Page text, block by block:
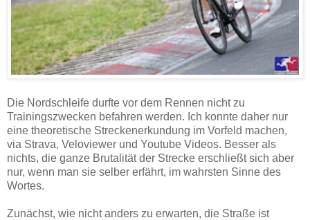
Die Nordschleife durfte vor dem Rennen nicht zu
Trainingszwecken befahren werden. Ich konnte daher nur
eine theoretische Streckenerkundung im Vorfeld machen,
via Strava, Veloviewer und Youtube Videos. Besser als
nichts, die ganze Brutalität der Strecke erschließt sich aber
nur, wenn man sie selber erfährt, im wahrsten Sinne des
Wortes.
Zunächst, wie nicht anders zu erwarten, die Straße ist